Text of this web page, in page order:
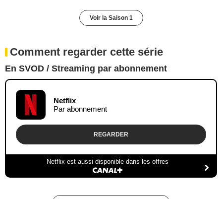
Voir la Saison 1
Comment regarder cette série
En SVOD / Streaming par abonnement
Netflix
Par abonnement
REGARDER
Netflix est aussi disponible dans les offres